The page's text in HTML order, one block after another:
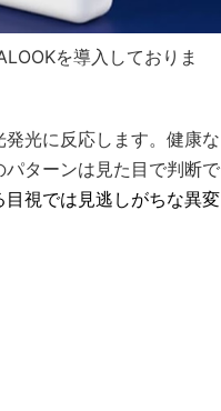
を導入しておりま
光に反応します。健康な
ターンは見た目で判断で
目視では見逃しがちな異変